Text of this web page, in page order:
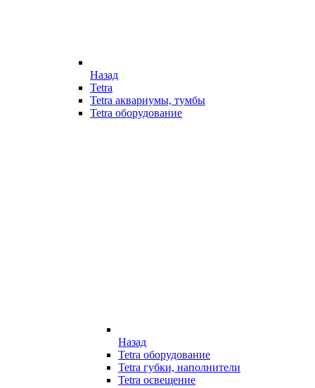
Назад
Tetra
Tetra аквариумы, тумбы
Tetra оборудование
Назад
Tetra оборудование
Tetra губки, наполнители
Tetra освещение